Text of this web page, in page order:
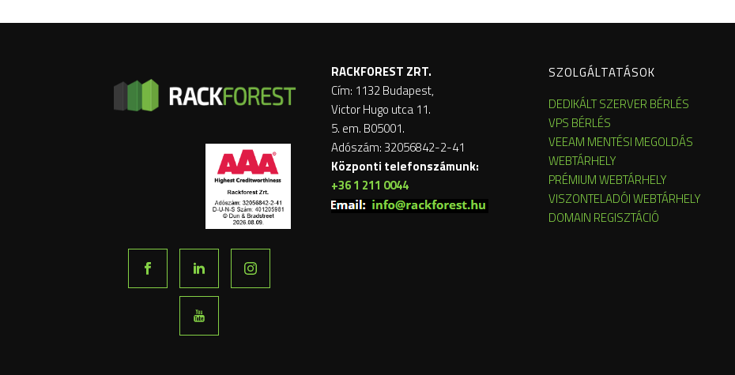
RACKFOREST ZRT.
Cím: 1132 Budapest,
Victor Hugo utca 11.
5. em. B05001.
Adószám: 32056842-2-41
Központi telefonszámunk:
+36 1 211 0044
SZOLGÁLTATÁSOK
DEDIKÁLT SZERVER BÉRLÉS
VPS BÉRLÉS
VEEAM MENTÉSI MEGOLDÁS
WEBTÁRHELY
PRÉMIUM WEBTÁRHELY
VISZONTELADÓI WEBTÁRHELY
DOMAIN REGISZTÁCIÓ